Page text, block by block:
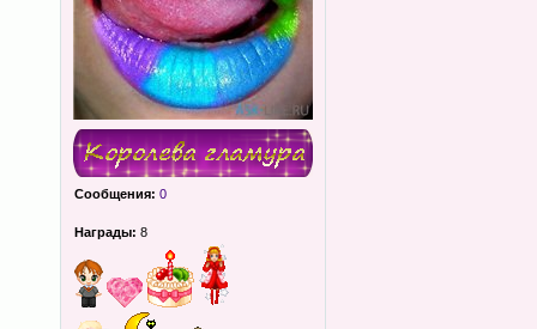
Сообщения: 0
Награды: 8